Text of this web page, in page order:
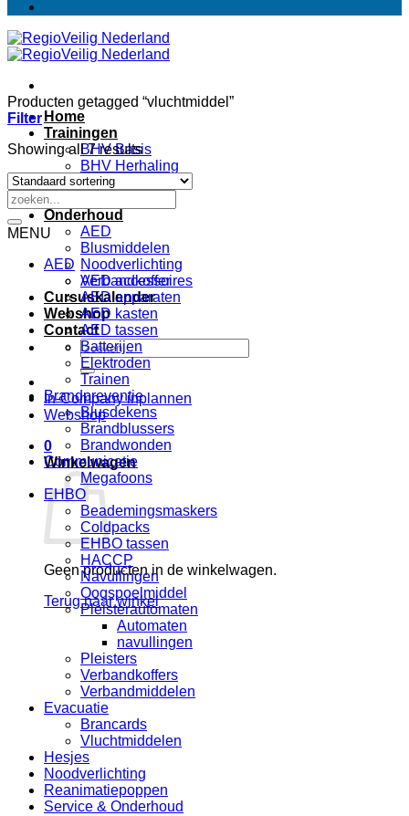
Home
Trainingen
BHV Basis
BHV Herhaling
EHBO
Onderhoud
AED
Blusmiddelen
Noodverlichting
Verbandkoffer
Cursuskalender
Webshop
Contact
Zoeken
naar:
In-Company inplannen
Webshop
0
Winkelwagen
Geen producten in de winkelwagen.
Terug naar winkel
Producten getagged “vluchtmiddel”
Filter
Showing all 7 results
Zoeken
naar:
MENU
AED
AED accessoires
AED apparaten
AED kasten
AED tassen
Batterijen
Elektroden
Trainen
Brandpreventie
Blusdekens
Brandblussers
Brandwonden
Communicatie
Megafoons
EHBO
Beademingsmaskers
Coldpacks
EHBO tassen
HACCP
Navullingen
Oogspoelmiddel
Pleisterautomaten
Automaten
navullingen
Pleisters
Verbandkoffers
Verbandmiddelen
Evacuatie
Brancards
Vluchtmiddelen
Hesjes
Noodverlichting
Reanimatiepoppen
Service & Onderhoud